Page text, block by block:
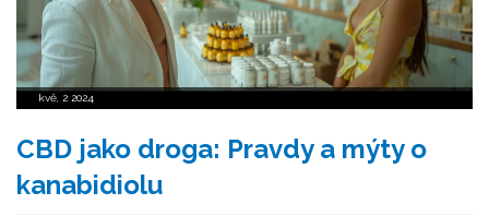
kvě, 2 2024
CBD jako droga: Pravdy a mýty o
kanabidiolu